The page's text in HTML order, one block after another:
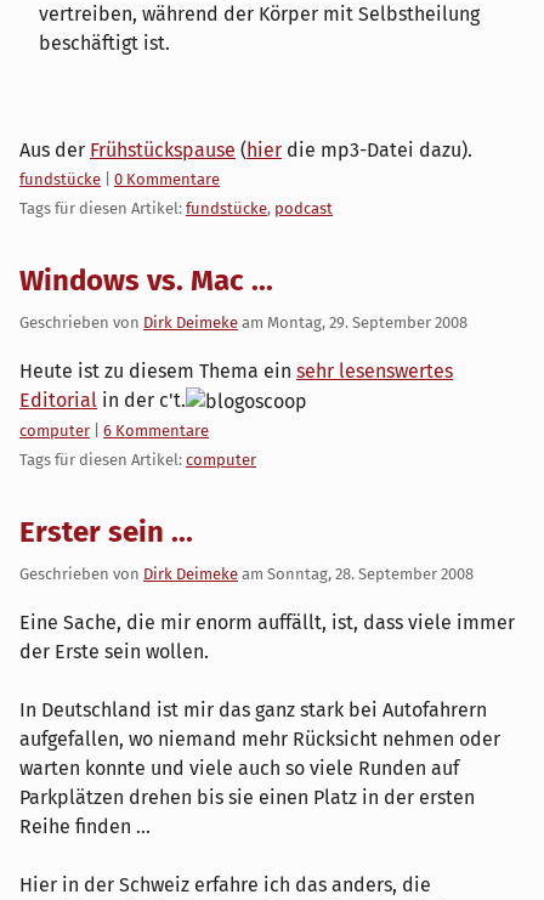
vertreiben, während der Körper mit Selbstheilung
beschäftigt ist.
Aus der Frühstückspause (hier die mp3-Datei dazu).
Kategorien:
fundstücke
0 Kommentare
Tags für diesen Artikel: fundstücke, podcast
Windows vs. Mac ...
Geschrieben von Dirk Deimeke am Montag, 29. September 2008
Heute ist zu diesem Thema ein sehr lesenswertes
Editorial in der c't.
Kategorien:
computer
6 Kommentare
Tags für diesen Artikel: computer
Erster sein ...
Geschrieben von Dirk Deimeke am Sonntag, 28. September 2008
Eine Sache, die mir enorm auffällt, ist, dass viele immer
der Erste sein wollen.
In Deutschland ist mir das ganz stark bei Autofahrern
aufgefallen, wo niemand mehr Rücksicht nehmen oder
warten konnte und viele auch so viele Runden auf
Parkplätzen drehen bis sie einen Platz in der ersten
Reihe finden ...
Hier in der Schweiz erfahre ich das anders, die